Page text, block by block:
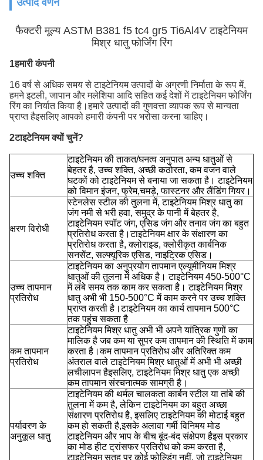
उत्पाद वर्णन
फैक्टरी मूल्य ASTM B381 f5 tc4 gr5 Ti6Al4V टाइटेनियम
मिश्र धातु फोर्जिंग रिंग
1हमारी कंपनी
16 वर्ष से अधिक समय से टाइटेनियम उत्पादों के अग्रणी निर्माता के रूप में,
हमने इटली, जापान और मलेशिया आदि सहित कई देशों में टाइटेनियम फोर्जिंग
रिंग का निर्यात किया है।हमारे उत्पादों की गुणवत्ता व्यापक रूप से मान्यता
प्राप्त हैइसलिए आपको हमारी कंपनी पर भरोसा करना चाहिए।
2टाइटेनियम क्यों चुनें?
उच्च शक्ति
टाइटेनियम की ताकत/घनत्व अनुपात अन्य धातुओं से
बेहतर है, उच्च शक्ति, अच्छी कठोरता, कम वजन वाले
घटकों को टाइटेनियम से बनाया जा सकता है। टाइटेनियम
को विमान इंजन, फ्रेम,चमड़े, फास्टनर और लैंडिंग गियर।
क्षरण विरोधी
स्टेनलेस स्टील की तुलना में, टाइटेनियम मिश्र धातु का
जंग नमी से भरी हवा, समुद्र के पानी में बेहतर है,
टाइटेनियम स्पॉट जंग, एसिड जंग और तनाव जंग का बहुत
प्रतिरोध करता है।टाइटेनियम क्षार के संक्षारण का
प्रतिरोध करता है, क्लोराइड, क्लोरीकृत कार्बनिक
सनसेंट, सल्फ्यूरिक एसिड, नाइट्रिक एसिड।
उच्च तापमान
प्रतिरोध
टाइटेनियम का अनुप्रयोग तापमान एल्यूमीनियम मिश्र
धातुओं की तुलना में अधिक है। टाइटेनियम 450-500°C
में लंबे समय तक काम कर सकता है। टाइटेनियम मिश्र
धातु अभी भी 150-500°C में काम करने पर उच्च शक्ति
प्राप्त करती है।टाइटेनियम का कार्य तापमान 500°C
तक पहुंच सकता है
कम तापमान
प्रतिरोध
टाइटेनियम मिश्र धातु अभी भी अपने यांत्रिक गुणों का
मालिक है जब कम या सुपर कम तापमान की स्थिति में काम
करता है।कम तापमान प्रतिरोध और अतिरिक्त कम
अंतराल वाले टाइटेनियम मिश्र धातुओं में अभी भी अच्छी
लचीलापन हैइसलिए, टाइटेनियम मिश्र धातु एक अच्छी
कम तापमान संरचनात्मक सामग्री है।
पर्यावरण के
अनुकूल धातु
टाइटेनियम की थर्मल चालकता कार्बन स्टील या तांबे की
तुलना में कम है, लेकिन टाइटेनियम का बहुत अच्छा
संक्षारण प्रतिरोध है, इसलिए टाइटेनियम की मोटाई बहुत
कम हो सकती है,इसके अलावा गर्मी विनिमय मोड
टाइटेनियम और भाप के बीच बूंद-बंद संक्षेपण हैइस प्रकार
का मोड हीट ट्रांसफर प्रतिरोध को कम करता है,
टाइटेनियम सतह पर कोई फोल्डिंग नहीं, जो टाइटेनियम